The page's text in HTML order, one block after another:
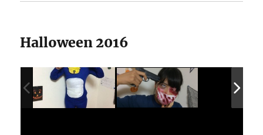
Halloween 2016